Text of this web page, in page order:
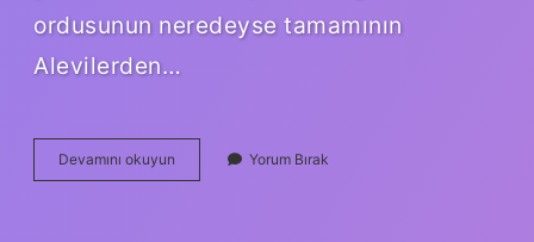
ordusunun neredeyse tamamının
Alevilerden…
Devamını okuyun Akıncıların
Neyi
Yorum Bırak